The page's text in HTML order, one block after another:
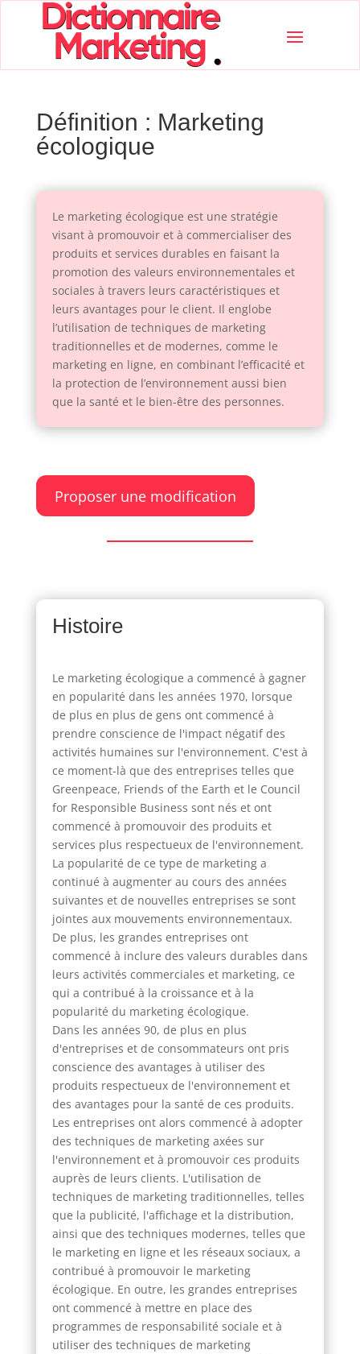
Définition : Marketing
écologique
Le marketing écologique est une stratégie
visant à promouvoir et à commercialiser des
produits et services durables en faisant la
promotion des valeurs environnementales et
sociales à travers leurs caractéristiques et
leurs avantages pour le client. Il englobe
l’utilisation de techniques de marketing
traditionnelles et de modernes, comme le
marketing en ligne, en combinant l’efficacité et
la protection de l’environnement aussi bien
que la santé et le bien-être des personnes.
Proposer une modification
Histoire
Le marketing écologique a commencé à gagner
en popularité dans les années 1970, lorsque
de plus en plus de gens ont commencé à
prendre conscience de l'impact négatif des
activités humaines sur l'environnement. C'est à
ce moment-là que des entreprises telles que
Greenpeace, Friends of the Earth et le Council
for Responsible Business sont nés et ont
commencé à promouvoir des produits et
services plus respectueux de l'environnement.
La popularité de ce type de marketing a
continué à augmenter au cours des années
suivantes et de nouvelles entreprises se sont
jointes aux mouvements environnementaux.
De plus, les grandes entreprises ont
commencé à inclure des valeurs durables dans
leurs activités commerciales et marketing, ce
qui a contribué à la croissance et à la
popularité du marketing écologique.
Dans les années 90, de plus en plus
d'entreprises et de consommateurs ont pris
conscience des avantages à utiliser des
produits respectueux de l'environnement et
des avantages pour la santé de ces produits.
Les entreprises ont alors commencé à adopter
des techniques de marketing axées sur
l'environnement et à promouvoir ces produits
auprès de leurs clients. L'utilisation de
techniques de marketing traditionnelles, telles
que la publicité, l'affichage et la distribution,
ainsi que des techniques modernes, telles que
le marketing en ligne et les réseaux sociaux, a
contribué à promouvoir le marketing
écologique. En outre, les grandes entreprises
ont commencé à mettre en place des
programmes de responsabilité sociale et à
utiliser des techniques de marketing